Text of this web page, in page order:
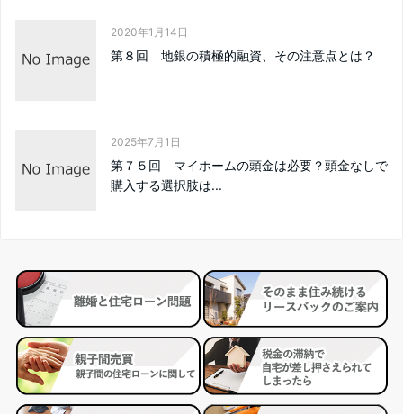
2020年1月14日
第８回 地銀の積極的融資、その注意点とは？
2025年7月1日
第７５回 マイホームの頭金は必要？頭金なしで
購入する選択肢は...